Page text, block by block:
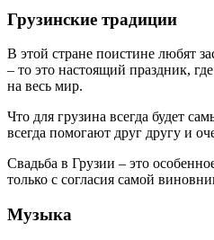
Грузинские традиции
В этой стране поистине любят
– то это настоящий праздник,
на весь мир.
Что для грузина всегда будет
всегда помогают друг другу и
Свадьба в Грузии – это
только с согласия самой
Музыка